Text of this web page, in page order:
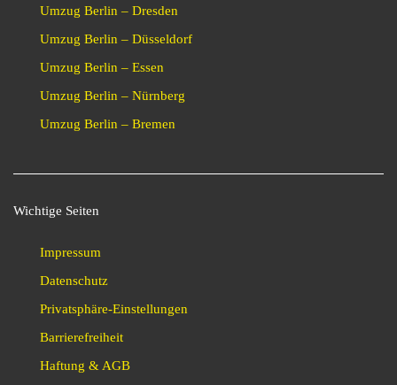
Umzug Berlin – Dresden
Umzug Berlin – Düsseldorf
Umzug Berlin – Essen
Umzug Berlin – Nürnberg
Umzug Berlin – Bremen
Wichtige Seiten
Impressum
Datenschutz
Privatsphäre-Einstellungen
Barrierefreiheit
Haftung & AGB